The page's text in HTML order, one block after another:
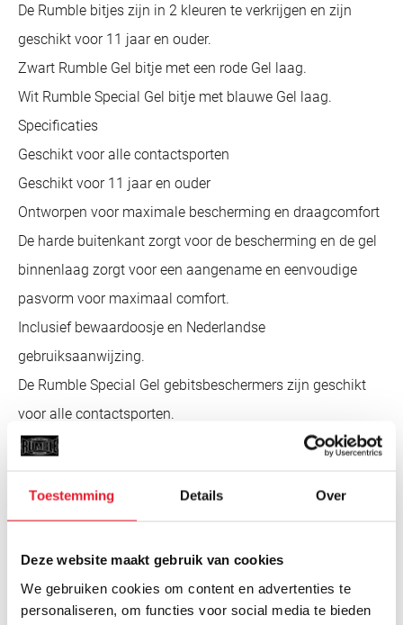
Toestemming Details Over
Deze website maakt gebruik van cookies
We gebruiken cookies om content en advertenties te
personaliseren, om functies voor social media te bieden
De Rumble bitjes zijn in 2 kleuren te verkrijgen en zijn
geschikt voor 11 jaar en ouder.
Zwart Rumble Gel bitje met een rode Gel laag.
Wit Rumble Special Gel bitje met blauwe Gel laag.
Specificaties
Geschikt voor alle contactsporten
Geschikt voor 11 jaar en ouder
Ontworpen voor maximale bescherming en draagcomfort
De harde buitenkant zorgt voor de bescherming en de gel
binnenlaag zorgt voor een aangename en eenvoudige
pasvorm voor maximaal comfort.
Inclusief bewaardoosje en Nederlandse
gebruiksaanwijzing.
De Rumble Special Gel gebitsbeschermers zijn geschikt
voor alle contactsporten.
Het beschermingsniveau is geschikt voor intensief
Om de levensduur en de hygiëne van je Rumble Special
bitje na gebruik om te spoelen met lauw water en aan de
lucht te laten drogen.